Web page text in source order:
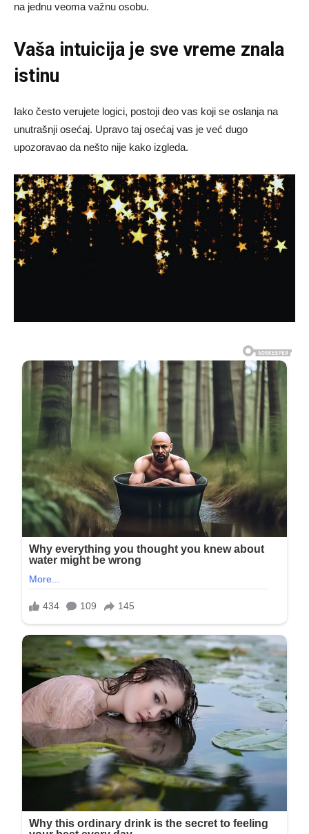
na jednu veoma važnu osobu.
Vaša intuicija je sve vreme znala
istinu
Iako često verujete logici, postoji deo vas koji se oslanja na
unutrašnji osećaj. Upravo taj osećaj vas je već dugo
upozoravao da nešto nije kako izgleda.